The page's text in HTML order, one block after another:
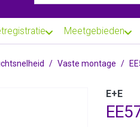
Meetgebieden
Vaste montage
E+E